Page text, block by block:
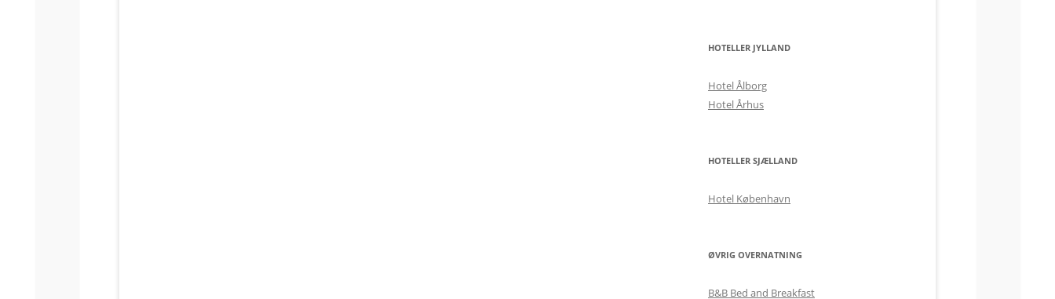
HOTELLER JYLLAND
Hotel Ålborg
Hotel Århus
HOTELLER SJÆLLAND
Hotel København
ØVRIG OVERNATNING
B&B Bed and Breakfast